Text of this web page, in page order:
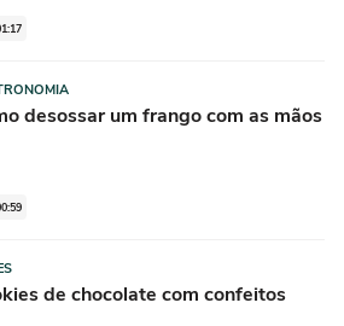
desossar um frango com as mãos
de chocolate com confeitos